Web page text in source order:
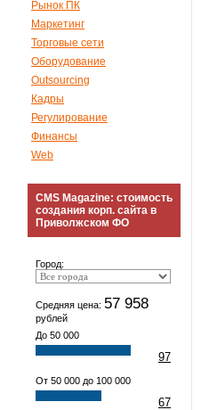
Рынок ПК
Маркетинг
Торговые сети
Оборудование
Outsourcing
Кадры
Регулирование
Финансы
Web
CMS Magazine: стоимость
создания корп. сайта в
Приволжском ФО
Город:
Средняя цена: 57 958
рублей
До 50 000
97
От 50 000 до 100 000
67